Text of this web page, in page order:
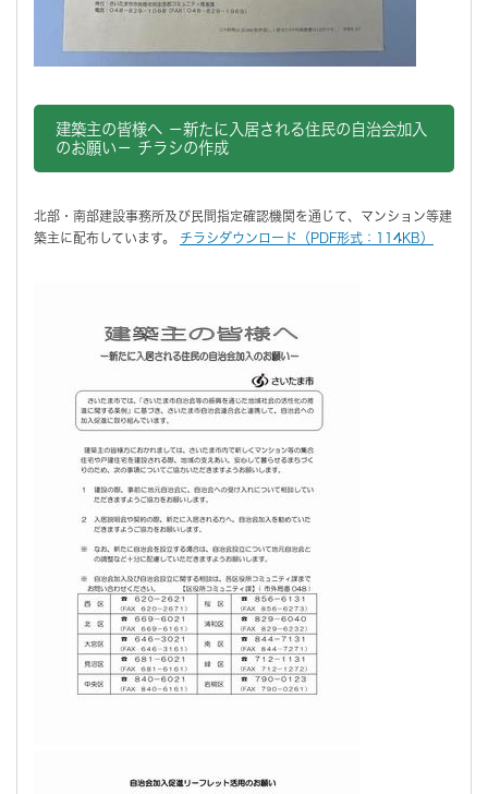
建築主の皆様へ －新たに入居される住民の自治会加入
のお願い－ チラシの作成
北部・南部建設事務所及び民間指定確認機関を通じて、マンション等建
築主に配布しています。 チラシダウンロード（PDF形式：114KB）